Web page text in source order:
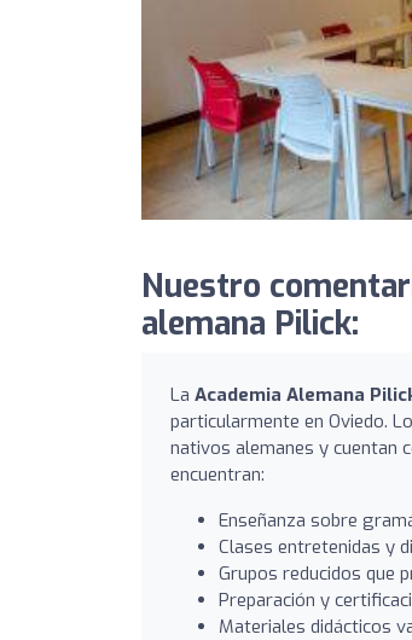
Nuestro
alemana Pilick:
La Academia Alemana
particularmente en Oviedo.
nativos alemanes y cuentan
encuentran:
Enseñanza sobre
Clases entretenidas y
Grupos reducidos que
Preparación y
Materiales didácticos